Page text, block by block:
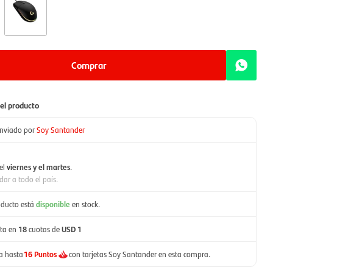
Comprar
producto
porSoy Santander
viernes y el martes.
a todo el país.
está disponible en stock.
en 18cuotas deUSD 1
hasta16 Puntos con tarjetas Soy Santander en esta compra.